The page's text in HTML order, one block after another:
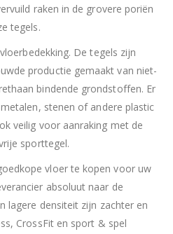
raken in de grovere poriën
tegels.
De tegels zijn
productie gemaakt van niet-
bindende grondstoffen. Er
stenen of andere plastic
veilig voor aanraking met de
sporttegel.
vloer te kopen voor uw
absoluut naar de
lagere densiteit zijn zachter en
CrossFit en sport & spel